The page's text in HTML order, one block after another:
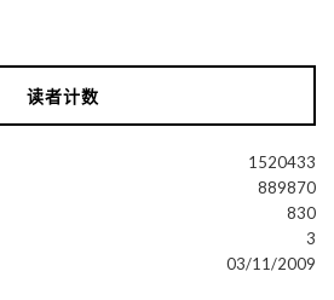
读者计数
1520433
889870
830
3
03/11/2009